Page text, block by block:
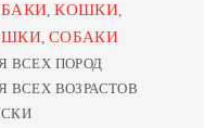
,КОШКИ,
, СОБАКИ
ВСЕХ ПОРОД
ВСЕХ ВОЗРАСТОВ